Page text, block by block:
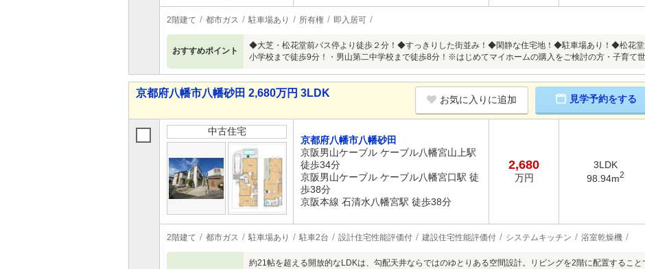
2階建て 都市ガス 駐車場あり 所有権 即入居可
おすすめポイント
◆大芝・松花堂前バス停より徒歩２分！◆すっきりした街並み！◆閑静な住宅地！◆駐車場あり！◆松花堂
小学校まで徒歩9分！・男山第二中学校まで徒歩8分！※はじめてマイホームの購入をご検討の方・子育て世
京都府八幡市八幡砂田 2,680万円 3LDK
お気に入りに追加 見学予約をする
中古住宅
京都府八幡市八幡砂田
京阪男山ケーブル ケーブル八幡宮山上駅
徒歩34分
京阪男山ケーブル ケーブル八幡宮口駅 徒
歩38分
京阪本線 石清水八幡宮駅 徒歩38分
2,680
万円
3LDK
98.94m2
2階建て 都市ガス 駐車場あり 駐車2台 設計住宅性能評価付 建設住宅性能評価付 システムキッチン 浴室乾燥機
約21帖を超える開放的なLDKは、勾配天井ならではのゆとりある空間設計。リビングを2階に配置するこ